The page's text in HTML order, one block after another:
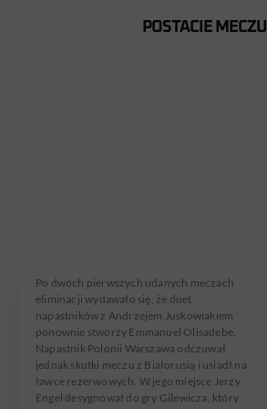
POSTACIE MECZU
Po dwóch pierwszych udanych meczach
eliminacji wydawało się, że duet
napastników z Andrzejem Juskowiakiem
ponownie stworzy Emmanuel Olisadebe.
Napastnik Polonii Warszawa odczuwał
jednak skutki meczu z Białorusią i usiadł na
ławce rezerwowych. W jego miejsce Jerzy
Engel desygnował do gry Gilewicza, który